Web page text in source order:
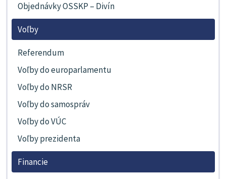
Objednávky OSSKP – Divín
Voľby
Referendum
Voľby do europarlamentu
Voľby do NRSR
Voľby do samospráv
Voľby do VÚC
Voľby prezidenta
Financie